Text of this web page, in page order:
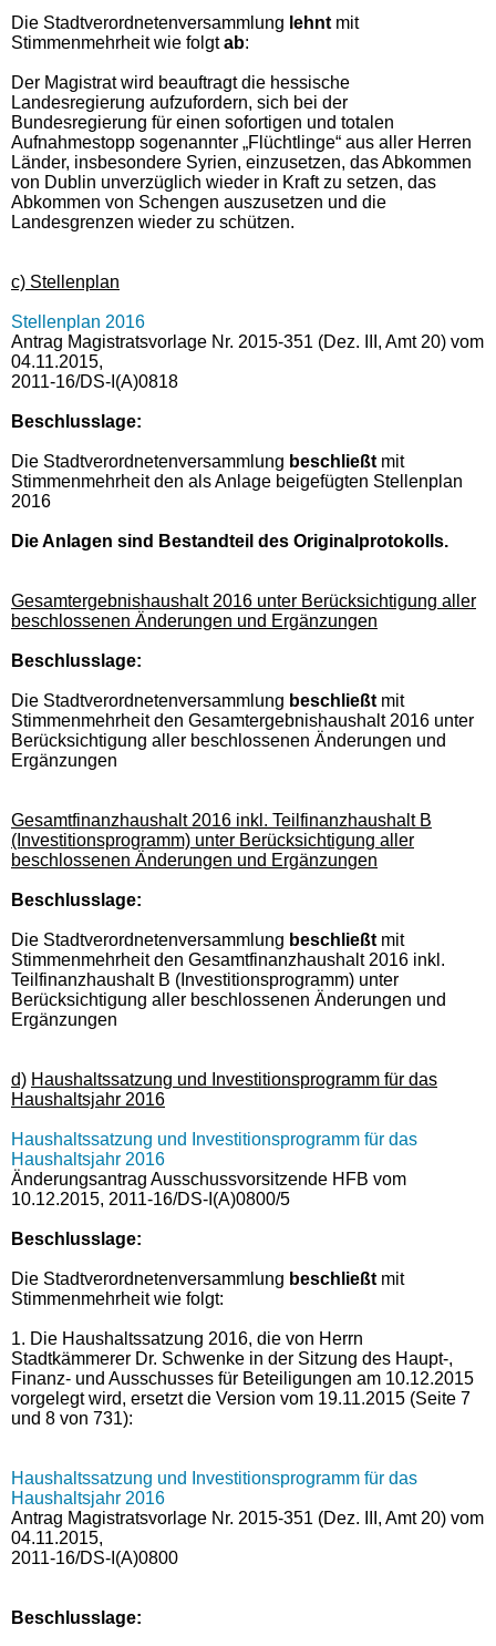
Die Stadtverordnetenversammlung lehnt mit
Stimmenmehrheit wie folgtab:
Der Magistrat wird beauftragt die hessische
Landesregierung aufzufordern, sich bei der
Bundesregierung für einen sofortigen und totalen
Aufnahmestopp sogenannter „Flüchtlinge“ aus aller Herren
Länder, insbesondere Syrien, einzusetzen, das Abkommen
von Dublin unverzüglich wieder in Kraft zu setzen, das
Abkommen von Schengen auszusetzen und die
Landesgrenzen wieder zu schützen.
c) Stellenplan
Stellenplan 2016
Antrag Magistratsvorlage Nr. 2015-351 (Dez. III, Amt 20) vom
04.11.2015,
2011-16/DS-I(A)0818
Beschlusslage:
Die Stadtverordnetenversammlung beschließt mit
Stimmenmehrheit den als Anlage beigefügten Stellenplan
2016
Die Anlagen sind Bestandteil des Originalprotokolls.
Gesamtergebnishaushalt 2016 unter Berücksichtigung aller
beschlossenen Änderungen und Ergänzungen
Beschlusslage:
Die Stadtverordnetenversammlung beschließt mit
Stimmenmehrheit den Gesamtergebnishaushalt 2016 unter
Berücksichtigung aller beschlossenen Änderungen und
Ergänzungen
Gesamtfinanzhaushalt 2016 inkl. Teilfinanzhaushalt B
(Investitionsprogramm) unter Berücksichtigung aller
beschlossenen Änderungen und Ergänzungen
Beschlusslage:
Die Stadtverordnetenversammlung beschließt mit
Stimmenmehrheit den Gesamtfinanzhaushalt 2016 inkl.
Teilfinanzhaushalt B (Investitionsprogramm) unter
Berücksichtigung aller beschlossenen Änderungen und
Ergänzungen
d) Haushaltssatzung und Investitionsprogramm für das
Haushaltsjahr 2016
Haushaltssatzung und Investitionsprogramm für das
Haushaltsjahr 2016
Änderungsantrag Ausschussvorsitzende HFB vom
10.12.2015, 2011-16/DS-I(A)0800/5
Beschlusslage:
Die Stadtverordnetenversammlung beschließt mit
Stimmenmehrheit wie folgt:
1. Die Haushaltssatzung 2016, die von Herrn
Stadtkämmerer Dr. Schwenke in der Sitzung des Haupt-,
Finanz- und Ausschusses für Beteiligungen am 10.12.2015
vorgelegt wird, ersetzt die Version vom 19.11.2015 (Seite 7
und 8 von 731):
Haushaltssatzung und Investitionsprogramm für das
Haushaltsjahr 2016
Antrag Magistratsvorlage Nr. 2015-351 (Dez. III, Amt 20) vom
04.11.2015,
2011-16/DS-I(A)0800
Beschlusslage: